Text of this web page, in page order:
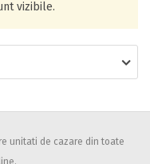
vizibile.
unitati de cazare din toate